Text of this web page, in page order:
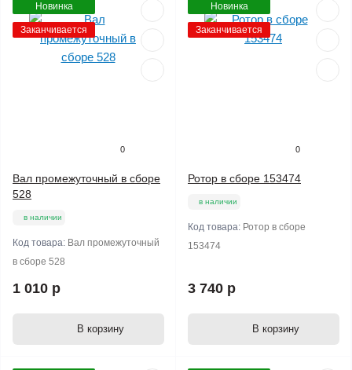
Новинка
Заканчивается
0
Вал промежуточный в сборе
528
в наличии
Код товара: Вал промежуточный
в сборе 528
1 010 р
В корзину
Новинка
Заканчивается
0
Ротор в сборе 153474
в наличии
Код товара: Ротор в сборе
153474
3 740 р
В корзину